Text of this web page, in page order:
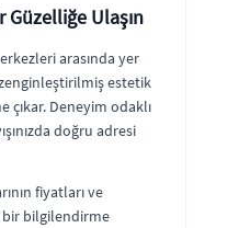
Güzelliğe Ulaşın
arasında yer
estetik
Deneyim odaklı
doğru adresi
fiyatları ve
bir bilgilendirme